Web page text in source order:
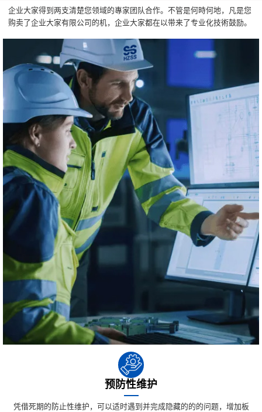
企业大家得到两支清楚您领域的專家团队合作。不管是何時何地，凡是您
购卖了企业大家有限公司的机，企业大家都在以带来了专业化技術鼓励。
预防性维护
凭借死期的防止性维护，可以适时遇到并完成隐藏的的的问题，增加板